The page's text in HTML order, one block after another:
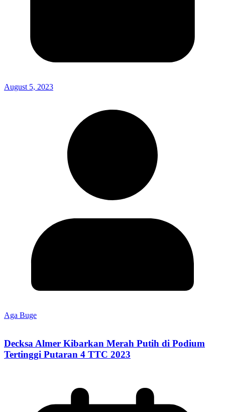
August 5, 2023
Aga Buge
Decksa Almer Kibarkan Merah Putih di Podium
Tertinggi Putaran 4 TTC 2023